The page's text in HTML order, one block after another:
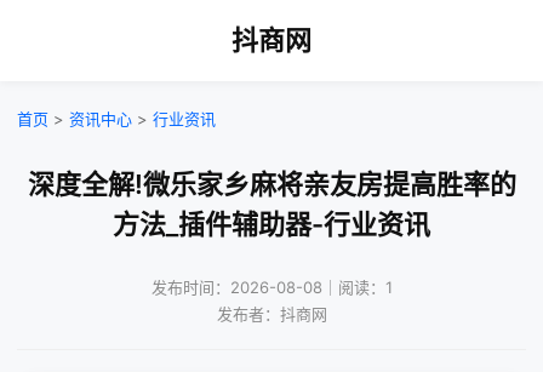
抖商网
首页 > 资讯中心 > 行业资讯
深度全解!微乐家乡麻将亲友房提高胜率的
方法_插件辅助器-行业资讯
发布时间：2026-08-08｜阅读：1
发布者：抖商网